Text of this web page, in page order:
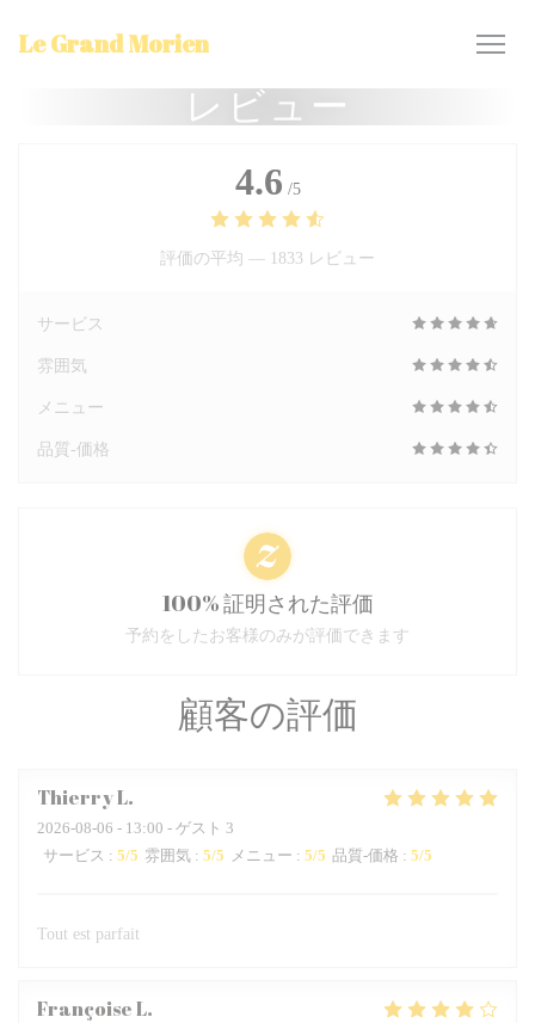
Le Grand Morien
レビュー
顧客の評価
ThierryL
2026-08-06 - 13:00 - ゲスト 3
サービス : 5/5 雰囲気 : 5/5 メニュー : 5/5 品質-価格 : 5/5
Tout est parfait
FrançoiseL
4.6 /5
評価の平均 — 1833 レビュー
サービス
雰囲気
メニュー
品質-価格
100% 証明された評価
予約をしたお客様のみが評価できます